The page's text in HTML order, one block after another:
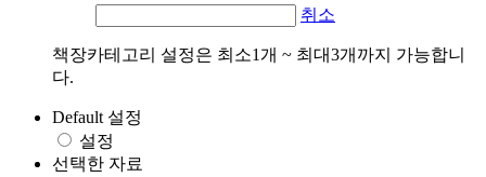
취소
책장카테고리 설정은 최소1개 ~ 최대3개까지 가능합니
다.
Default 설정
설정
선택한 자료